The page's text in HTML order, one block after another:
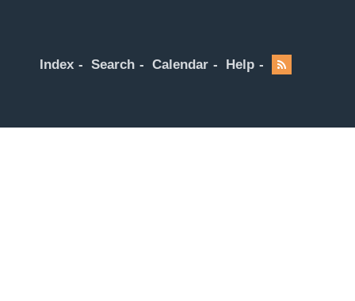
Index Search Calendar Help